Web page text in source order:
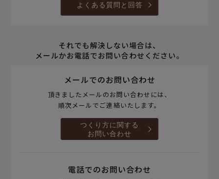
よくある質問と回答
それでも解決しない場合は、
メールかお電話でお問い合わせください。
メールでのお問い合わせ
頂きましたメールのお問い合わせには、
順次メールでご連絡いたします。
つくり方に関する
お問い合わせ
電話でのお問い合わせ